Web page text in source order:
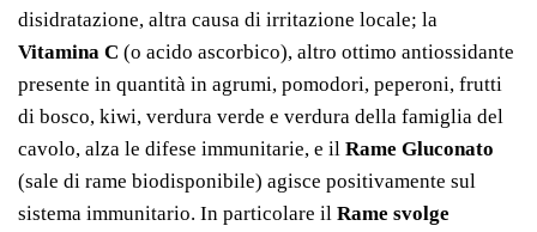
disidratazione, altra causa di irritazione locale; la
Vitamina C (o acido ascorbico), altro ottimo antiossidante
presente in quantità in agrumi, pomodori, peperoni, frutti
di bosco, kiwi, verdura verde e verdura della famiglia del
cavolo, alza le difese immunitarie, e il Rame Gluconato
(sale di rame biodisponibile) agisce positivamente sul
sistema immunitario. In particolare il Rame svolge